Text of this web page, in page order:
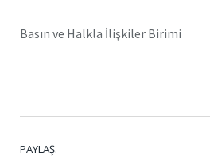
Basın ve Halkla İlişkiler Birimi
PAYLAŞ.